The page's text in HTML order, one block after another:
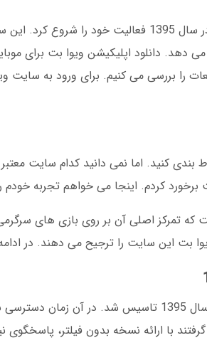
ویوا بت یک سایت شرط بندی است که در سال 1395
دهد. دانلود اپلیکیشن ویوا بت برای
را بررسی می کنیم. برای ورود به سایت
بندی کنید. اما نمی دانید کدام سایت
برخورد کردم. اینجا می خواهم تجربه خودم
تمرکز اصلی آن بر روی بازی های سرگرمی
بت این سایت را ترجیح می دهند. در
بر اساس آمار دسامبر 2024، ویوا بت در سال
با ارائه نسخه بدون فیلتر،